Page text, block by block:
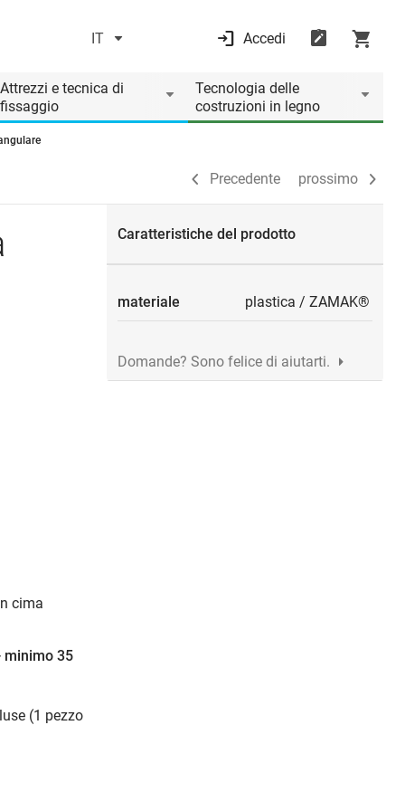
IT Accedi
Attrezzi e tecnica di
fissaggio
Tecnologia delle
costruzioni in legno
Precedente prossimo
Precedente prossimo
cima
minimo 35
(1 pezzo
Caratteristiche del prodotto
materiale plastica / ZAMAK®
Domande? Sono felice di aiutarti.